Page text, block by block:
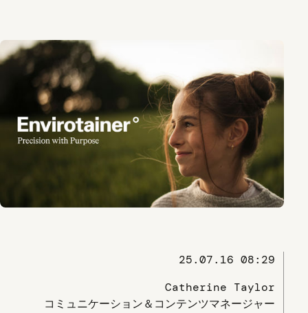
25.07.16 08:29
Catherine Taylor
コミュニケーション＆コンテンツマネージャー